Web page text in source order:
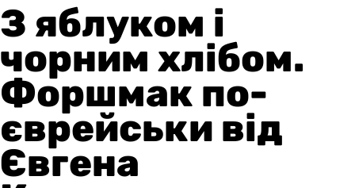
З яблуком і
чорним хлібом.
Форшмак по-
єврейськи від
Євгена